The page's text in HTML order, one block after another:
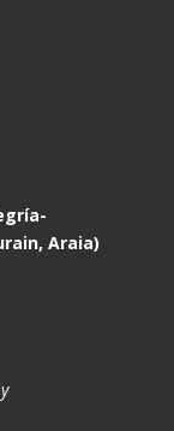
Araia)